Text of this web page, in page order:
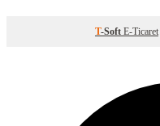
T-Soft E-Ticaret